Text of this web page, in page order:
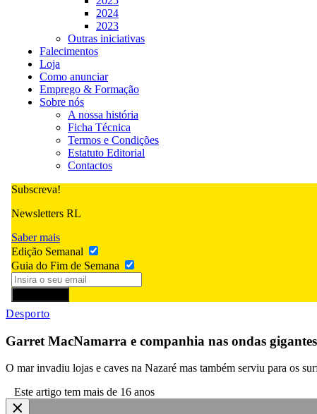
2024
2023
Outras iniciativas
Falecimentos
Loja
Como anunciar
Emprego & Formação
Sobre nós
A nossa história
Ficha Técnica
Termos e Condições
Estatuto Editorial
Contactos
Subscreva!
Newsletters RL
Saber mais
Edição Semanal
Guia do Fim de Semana
Desporto
Garret MacNamarra e companhia nas ondas
O mar invadiu lojas e caves na Nazaré mas também serviu para os
Este artigo tem mais de 16 anos